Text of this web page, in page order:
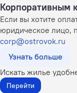
Корпоративным
Если вы хотите
юридическое лицо,
corp@ostrovok.ru
Узнать больше
Искать жилье
Перейти